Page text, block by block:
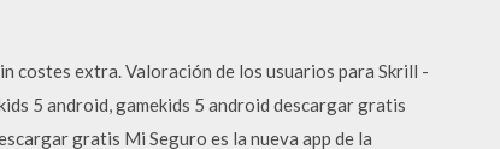
costes extra. Valoración de los usuarios para Skrill -
5 android, gamekids 5 android descargar gratis
gratis Mi Seguro es la nueva app de la